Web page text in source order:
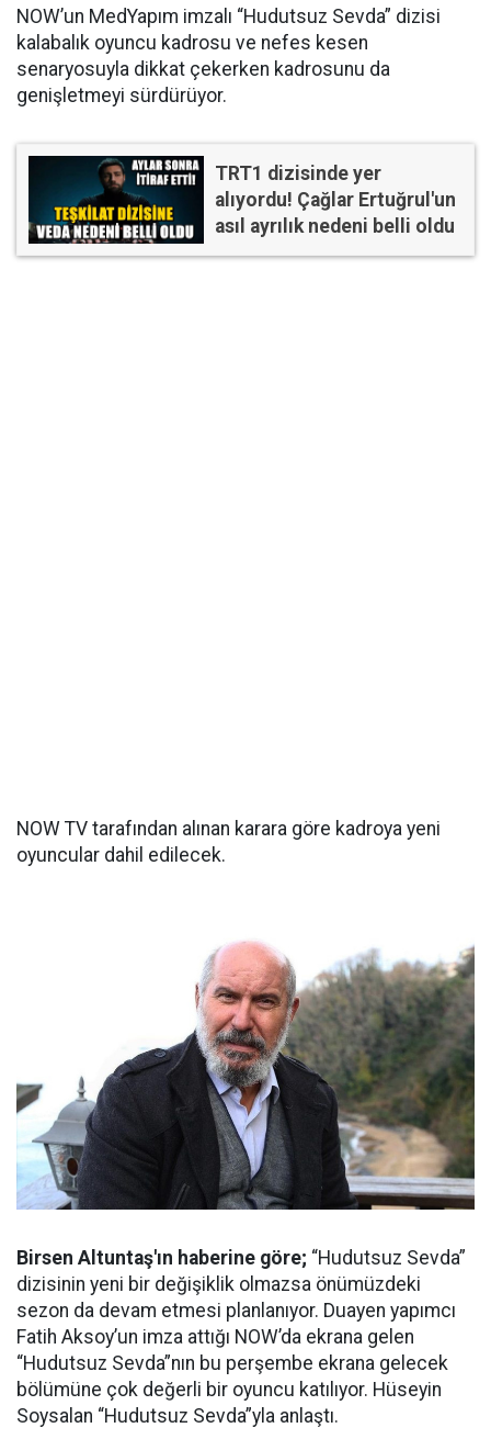
NOW’un MedYapım imzalı “Hudutsuz Sevda” dizisi
kalabalık oyuncu kadrosu ve nefes kesen
senaryosuyla dikkat çekerken kadrosunu da
genişletmeyi sürdürüyor.
TRT1 dizisinde yer
alıyordu! Çağlar Ertuğrul'un
asıl ayrılık nedeni belli oldu
NOW TV tarafından alınan karara göre kadroya yeni
oyuncular dahil edilecek.
Birsen Altuntaş'ın haberine göre; “Hudutsuz Sevda”
dizisinin yeni bir değişiklik olmazsa önümüzdeki
sezon da devam etmesi planlanıyor. Duayen yapımcı
Fatih Aksoy’un imza attığı NOW’da ekrana gelen
“Hudutsuz Sevda”nın bu perşembe ekrana gelecek
bölümüne çok değerli bir oyuncu katılıyor. Hüseyin
Soysalan “Hudutsuz Sevda”yla anlaştı.